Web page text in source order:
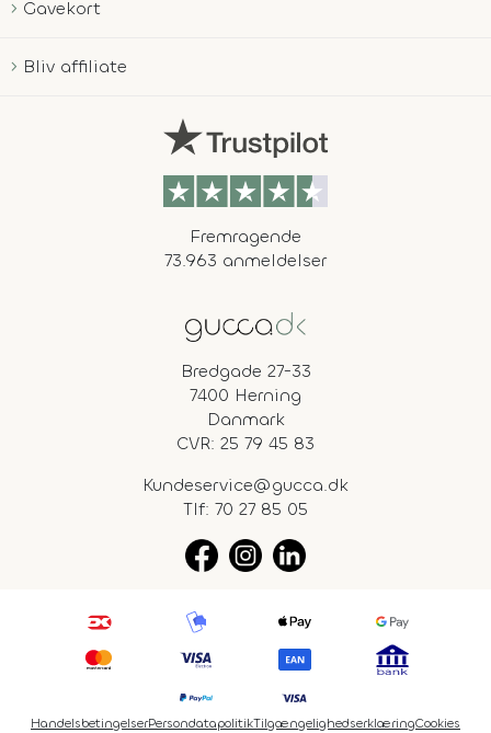
Gavekort
Bliv affiliate
Fremragende
73.963 anmeldelser
Bredgade 27-33
7400 Herning
Danmark
CVR: 25 79 45 83
Kundeservice@gucca.dk
Tlf: 70 27 85 05
HandelsbetingelserPersondatapolitikTilgængelighedserklæringCookies